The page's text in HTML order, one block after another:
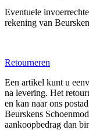
Eventuele
rekening van
Retourneren
Een artikel kunt u
na levering. Het
en kan naar ons
Beurskens
aankoopbedrag dan